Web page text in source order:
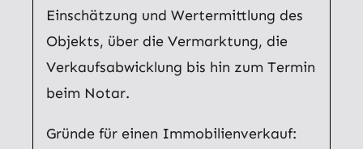
Einschätzung und Wertermittlung des
Objekts, über die Vermarktung, die
Verkaufsabwicklung bis hin zum Termin
beim Notar.
Gründe für einen Immobilienverkauf: